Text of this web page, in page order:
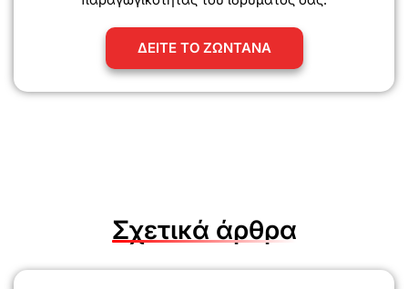
ΔΕΙΤΕ ΤΟ ΖΩΝΤΑΝΑ
Σχετικά άρθρα